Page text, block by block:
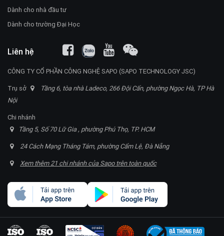
Dành cho nhà đầu tư
Dành cho trường Đại Học
Liên hệ
CÔNG TY CỔ PHẦN CÔNG NGHỆ SAPO (SAPO TECHNOLOGY JSC)
Trụ sở
Tầng 6, tòa nhà Ladeco, 266 Đội Cấn, phường Ngọc Hà, TP Hà
Nội
Chi nhánh
Tầng 5, Số 70 Lữ Gia , phường Phú Thọ, TP. HCM
24 Cách Mạng Tháng Tám, phường Cẩm Lệ, Đà Nẵng
Xem thêm 21 chi nhánh của Sapo trên toàn quốc